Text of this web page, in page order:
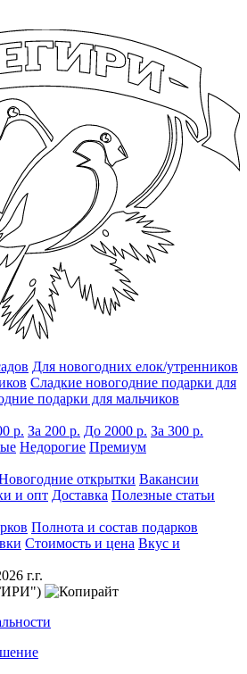
Для новогодних елок/утренников
Сладкие новогодние подарки для
подарки для мальчиков
р. За 200 р. До 2000 р. За 300 р.
Недорогие Премиум
открытки Вакансии
и опт Доставка Полезные статьи
Полнота и состав подарков
Стоимость и цена Вкус и
г.г.